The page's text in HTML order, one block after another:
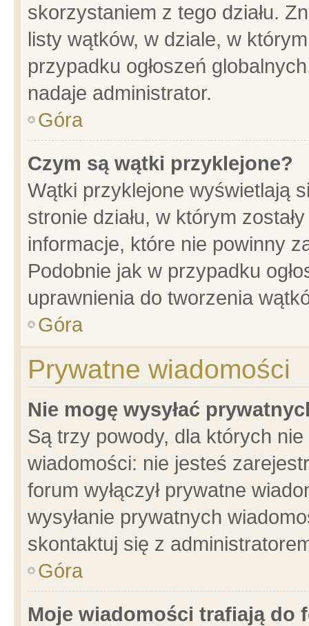
skorzystaniem z tego działu.
listy wątków, w dziale, w
przypadku ogłoszeń
nadaje administrator.
Góra
Czym są wątki przyklejone?
Wątki przyklejone wyświetlają
stronie działu, w którym
informacje, które nie powinny
Podobnie jak w przypadku
uprawnienia do tworzenia
Góra
Prywatne wiadomości
Nie mogę wysyłać
Są trzy powody, dla których
wiadomości: nie jesteś
forum wyłączył prywatne
wysyłanie prywatnych
skontaktuj się z
Góra
Moje wiadomości trafiają do